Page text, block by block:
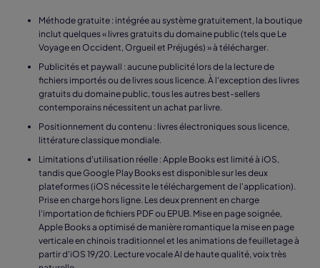
Méthode gratuite : intégrée au système gratuitement, la boutique
inclut quelques « livres gratuits du domaine public (tels que Le
Voyage en Occident, Orgueil et Préjugés) » à télécharger.
Publicités et paywall : aucune publicité lors de la lecture de
fichiers importés ou de livres sous licence. À l'exception des livres
gratuits du domaine public, tous les autres best-sellers
contemporains nécessitent un achat par livre.
Positionnement du contenu : livres électroniques sous licence,
littérature classique mondiale.
Limitations d'utilisation réelle : Apple Books est limité à iOS,
tandis que Google Play Books est disponible sur les deux
plateformes (iOS nécessite le téléchargement de l'application).
Prise en charge hors ligne. Les deux prennent en charge
l'importation de fichiers PDF ou EPUB. Mise en page soignée,
Apple Books a optimisé de manière romantique la mise en page
verticale en chinois traditionnel et les animations de feuilletage à
partir d'iOS 19/20. Lecture vocale AI de haute qualité, voix très